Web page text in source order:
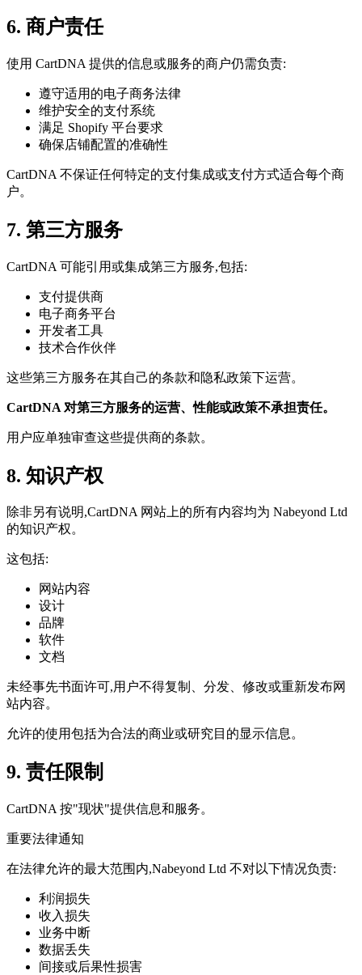
6. 商户责任
使用 CartDNA 提供的信息或服务的商户仍需负责:
遵守适用的电子商务法律
维护安全的支付系统
满足 Shopify 平台要求
确保店铺配置的准确性
CartDNA 不保证任何特定的支付集成或支付方式适合每个商
户。
7. 第三方服务
CartDNA 可能引用或集成第三方服务,包括:
支付提供商
电子商务平台
开发者工具
技术合作伙伴
这些第三方服务在其自己的条款和隐私政策下运营。
CartDNA 对第三方服务的运营、性能或政策不承担责任。
用户应单独审查这些提供商的条款。
8. 知识产权
除非另有说明,CartDNA 网站上的所有内容均为 Nabeyond Ltd
的知识产权。
这包括:
网站内容
设计
品牌
软件
文档
未经事先书面许可,用户不得复制、分发、修改或重新发布网
站内容。
允许的使用包括为合法的商业或研究目的显示信息。
9. 责任限制
CartDNA 按"现状"提供信息和服务。
重要法律通知
在法律允许的最大范围内,Nabeyond Ltd 不对以下情况负责:
利润损失
收入损失
业务中断
数据丢失
间接或后果性损害